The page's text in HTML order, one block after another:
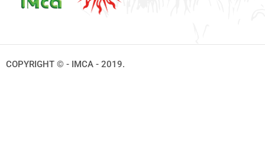
COPYRIGHT © - IMCA - 2019.